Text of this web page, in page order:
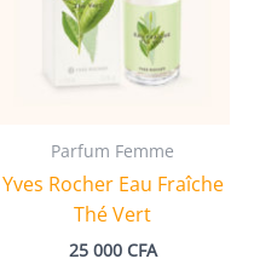
Parfum Femme
Yves Rocher Eau Fraîche
Thé Vert
25 000 CFA